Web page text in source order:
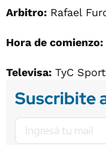
Arbitro: Rafael
Hora de comienzo:
Televisa: TyC
Suscribite